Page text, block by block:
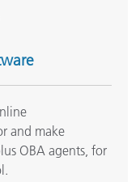
and make
OBA agents, for